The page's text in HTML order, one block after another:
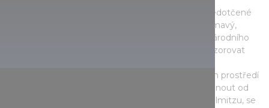
V Národním parku Fertő-Hanság se ocitnete v nedotčené
přírodě. Už vstup do Kócsagváru v Sarródu je zajímavý,
protože tvaruje samotné ptactvo. Na výstavišti národního
parku se můžete setkat s původními zvířaty a pozorovat
cyklostezky vede v téměř nedotčeném přírodním prostředí
mezi rákosovými porosty, takže si můžete odpočinout od
hluku a ruchu města. Na rakouské straně, v okolí Illmitzu, se